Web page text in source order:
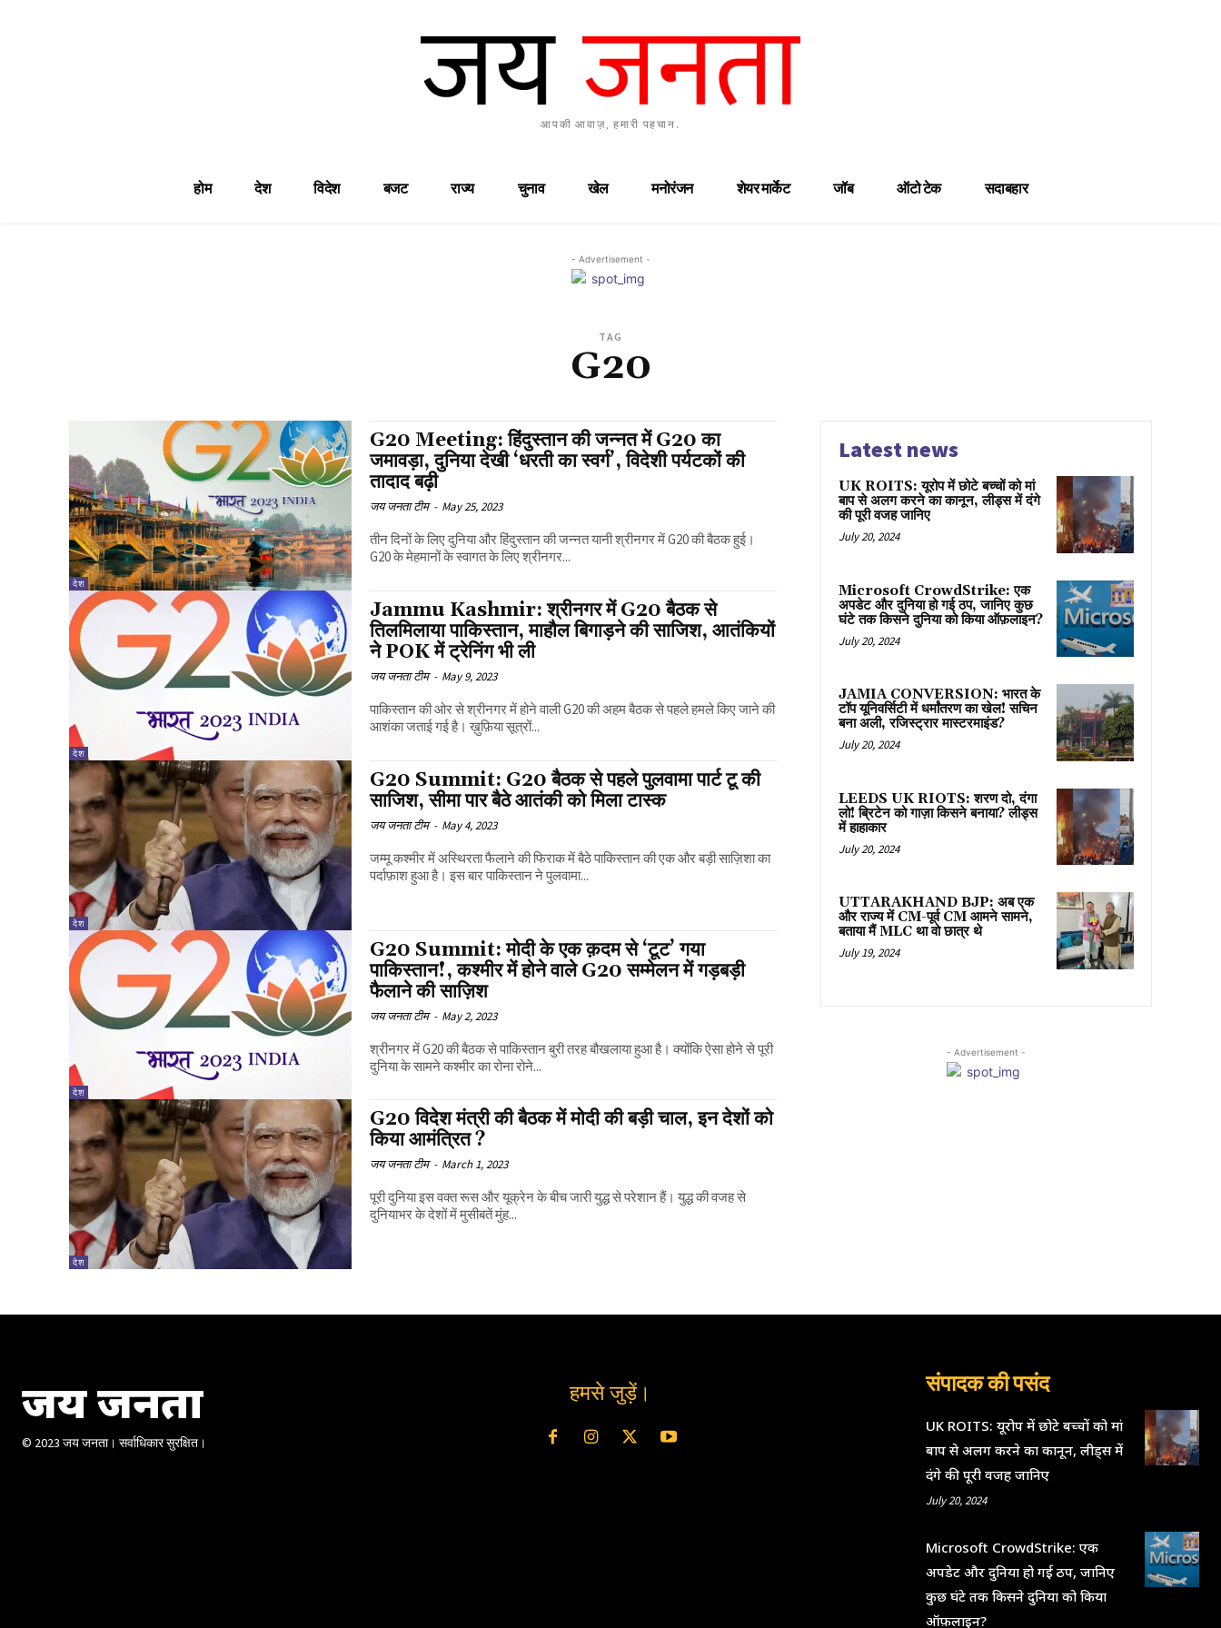
आपकी आवाज़, हमारी पहचान.
होम देश विदेश बजट राज्य चुनाव खेल मनोरंजन शेयर मार्केट जॉब ऑटो टेक सदाबहार
- Advertisement -
TAG
G20
देश
G20 Meeting: हिंदुस्तान की जन्नत में G20 का
जमावड़ा, दुनिया देखी ‘धरती का स्वर्ग’, विदेशी पर्यटकों की
तादाद बढ़ी
जय जनता टीम - May 25, 2023
तीन दिनों के लिए दुनिया और हिंदुस्तान की जन्नत यानी श्रीनगर में G20 की बैठक हुई।
G20 के मेहमानों के स्वागत के लिए श्रीनगर...
देश
Jammu Kashmir: श्रीनगर में G20 बैठक से
तिलमिलाया पाकिस्तान, माहौल बिगाड़ने की साजिश, आतंकियों
ने POK में ट्रेनिंग भी ली
जय जनता टीम - May 9, 2023
पाकिस्तान की ओर से श्रीनगर में होने वाली G20 की अहम बैठक से पहले हमले किए जाने की
आशंका जताई गई है। ख़ुफ़िया सूत्रों...
देश
G20 Summit: G20 बैठक से पहले पुलवामा पार्ट टू की
साजिश, सीमा पार बैठे आतंकी को मिला टास्क
जय जनता टीम - May 4, 2023
जम्मू कश्मीर में अस्थिरता फैलाने की फिराक में बैठे पाकिस्तान की एक और बड़ी साज़िशा का
पर्दाफ़ाश हुआ है। इस बार पाकिस्तान ने पुलवामा...
देश
G20 Summit: मोदी के एक क़दम से ‘टूट’ गया
पाकिस्तान!, कश्मीर में होने वाले G20 सम्मेलन में गड़बड़ी
फैलाने की साज़िश
जय जनता टीम - May 2, 2023
श्रीनगर में G20 की बैठक से पाकिस्तान बुरी तरह बौखलाया हुआ है। क्योंकि ऐसा होने से पूरी
दुनिया के सामने कश्मीर का रोना रोने...
देश
G20 विदेश मंत्री की बैठक में मोदी की बड़ी चाल, इन देशों को
किया आमंत्रित ?
जय जनता टीम - March 1, 2023
पूरी दुनिया इस वक्त रूस और यूक्रेन के बीच जारी युद्ध से परेशान हैं। युद्ध की वजह से
दुनियाभर के देशों में मुसीबतें मुंह...
Latest news
UK ROITS: यूरोप में छोटे बच्चों को मां
बाप से अलग करने का कानून, लीड्स में दंगे
की पूरी वजह जानिए
July 20, 2024
Microsoft CrowdStrike: एक
अपडेट और दुनिया हो गई ठप, जानिए कुछ
घंटे तक किसने दुनिया को किया ऑफ़लाइन?
July 20, 2024
JAMIA CONVERSION: भारत के
टॉप यूनिवर्सिटी में धर्मांतरण का खेल! सचिन
बना अली, रजिस्ट्रार मास्टरमाइंड?
July 20, 2024
LEEDS UK RIOTS: शरण दो, दंगा
लो! ब्रिटेन को गाज़ा किसने बनाया? लीड्स
में हाहाकार
July 20, 2024
UTTARAKHAND BJP: अब एक
और राज्य में CM-पूर्व CM आमने सामने,
बताया मैं MLC था वो छात्र थे
July 19, 2024
- Advertisement -
जय जनता
© 2023 जय जनता। सर्वाधिकार सुरक्षित।
हमसे जुड़ें। संपादक की पसंद
UK ROITS: यूरोप में छोटे बच्चों को मां
बाप से अलग करने का कानून, लीड्स में
दंगे की पूरी वजह जानिए
July 20, 2024
Microsoft CrowdStrike: एक
अपडेट और दुनिया हो गई ठप, जानिए
कुछ घंटे तक किसने दुनिया को किया
ऑफ़लाइन?